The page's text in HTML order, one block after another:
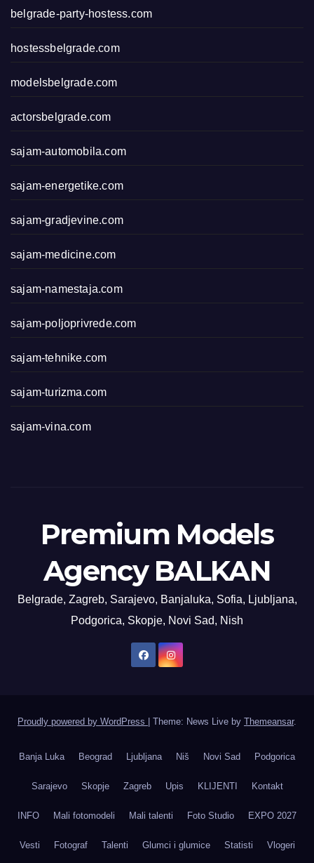
belgrade-party-hostess.com
hostessbelgrade.com
modelsbelgrade.com
actorsbelgrade.com
sajam-automobila.com
sajam-energetike.com
sajam-gradjevine.com
sajam-medicine.com
sajam-namestaja.com
sajam-poljoprivrede.com
sajam-tehnike.com
sajam-turizma.com
sajam-vina.com
Premium Models
Agency BALKAN
Belgrade, Zagreb, Sarajevo, Banjaluka, Sofia, Ljubljana,
Podgorica, Skopje, Novi Sad, Nish
Proudly powered by WordPress Theme: News Live by Themeansar.
Banja Luka Beograd Ljubljana Niš Novi Sad Podgorica
Sarajevo Skopje Zagreb Upis KLIJENTI Kontakt
INFO Mali fotomodeli Mali talenti Foto Studio EXPO 2027
Vesti Fotograf Talenti Glumci i glumice Statisti Vlogeri